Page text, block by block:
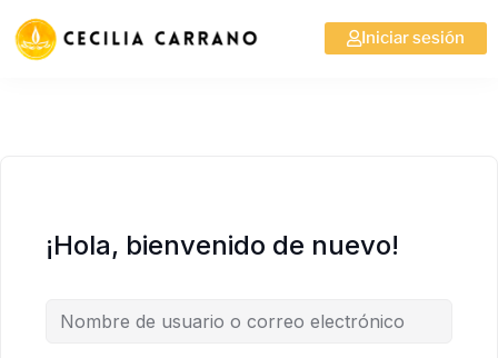
Iniciar sesión
¡Hola, bienvenido de nuevo!